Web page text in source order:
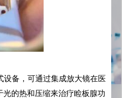
设备，可通过集成放大镜在医
光的热和压缩来治疗睑板腺功